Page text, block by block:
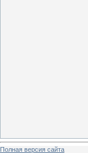
Полная версия сайта